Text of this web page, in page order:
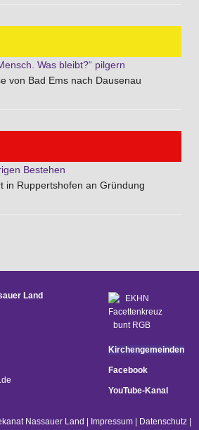
Was bleibt?“ pilgern
von Bad Ems nach Dausenau
Bestehen
in Ruppertshofen an Gründung
Land
Kirchengemeinden
Facebook
YouTube-Kanal
Nassauer Land | Impressum| Datenschutz|